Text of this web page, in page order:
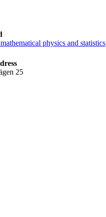
physics and statistics
25